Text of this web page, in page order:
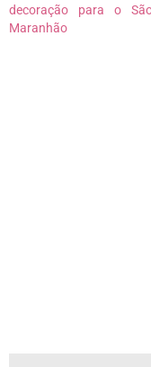
decoração para o
Maranhão